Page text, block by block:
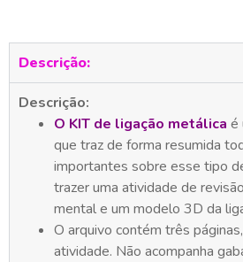
Descrição:
Descrição:
O KIT de ligação metálica é
que traz de forma resumida
importantes sobre esse tipo
trazer uma atividade de
mental e um modelo 3D da
O arquivo contém três
atividade. Não acompanha